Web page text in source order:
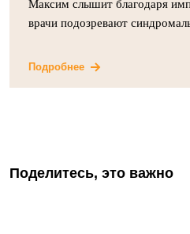
Максим слышит благодаря
врачи подозревают
Подробнее
Поделитесь, это важно